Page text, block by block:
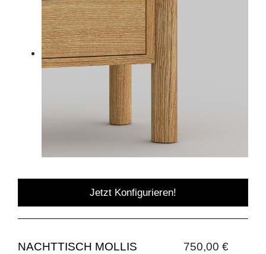
Jetzt Konfigurieren!
NACHTTISCH MOLLIS 750,00 €